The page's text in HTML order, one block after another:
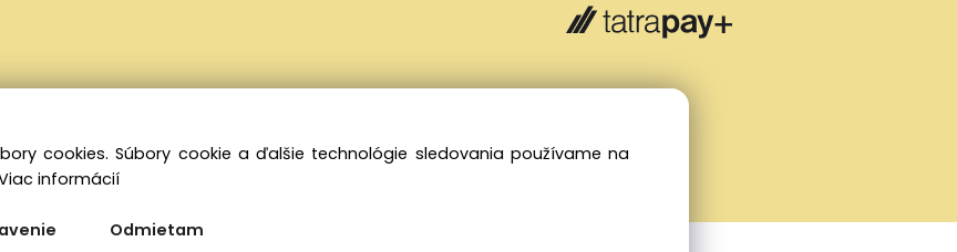
cookies. Súbory cookie a ďalšie technológie sledovania používame na
informácií
Odmietam